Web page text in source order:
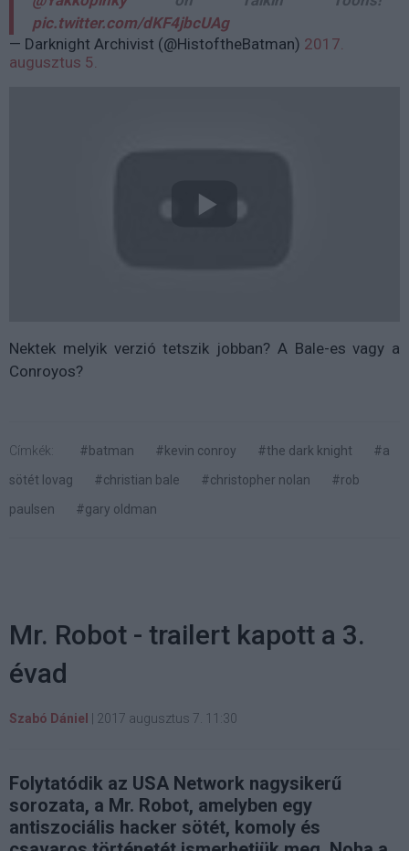
pic.twitter.com/dKF4jbcUAg
— Darknight Archivist (@HistoftheBatman) 2017.
augusztus 5.
Nektek melyik verzió tetszik jobban? A Bale-es vagy a
Conroyos?
Címkék: #batman #kevin conroy #the dark knight
#a
sötét lovag
#christian bale #christopher nolan
#rob
paulsen
#gary oldman
Mr. Robot - trailert kapott a 3.
évad
Szabó Dániel 2017 augusztus 7. 11:30
Folytatódik az USA Network nagysikerű
sorozata, a Mr. Robot, amelyben egy
antiszociális hacker sötét, komoly és